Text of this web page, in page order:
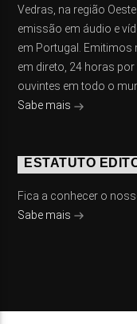
Vedras, na região
emissão em áudio e
em Portugal. Emitimos
em direto, 24 horas
ouvintes em todo o
Sabe mais
ESTATUTO
Fica a conhecer o
Sabe mais